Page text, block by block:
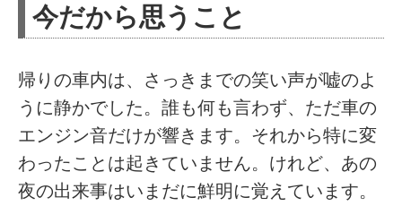
今だから思うこと
帰りの車内は、さっきまでの笑い声が嘘のよ
うに静かでした。誰も何も言わず、ただ車の
エンジン音だけが響きます。それから特に変
わったことは起きていません。けれど、あの
夜の出来事はいまだに鮮明に覚えています。